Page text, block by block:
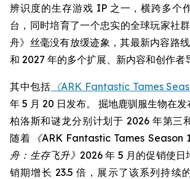
辨识度的生存游戏 IP 之一，横跨多个
台，同时培育了一个忠实的全球玩家社
舟》丝毫没有放缓迹象，其最新内容路
和 2027 年的多个扩展、新内容和创作者
其中包括 《ARK Fantastic Tames
年 5 月 20 日发布。 掘地鹿驯服生物在
柏洛斯和谜龙分别计划于 2026 年第三
随着 《ARK Fantastic Tames Season 1
舟：生存飞升》 2026 年 5 月的促销使日
销期增长 23.5 倍，展示了该系列持续